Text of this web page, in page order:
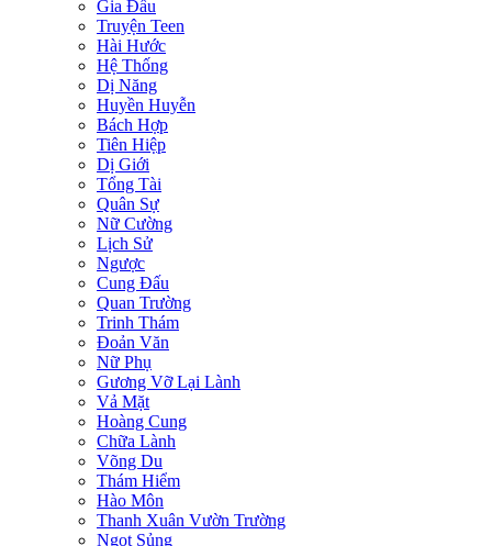
Gia Đấu
Truyện Teen
Hài Hước
Hệ Thống
Dị Năng
Huyền Huyễn
Bách Hợp
Tiên Hiệp
Dị Giới
Tổng Tài
Quân Sự
Nữ Cường
Lịch Sử
Ngược
Cung Đấu
Quan Trường
Trinh Thám
Đoản Văn
Nữ Phụ
Gương Vỡ Lại Lành
Vả Mặt
Hoàng Cung
Chữa Lành
Võng Du
Thám Hiểm
Hào Môn
Thanh Xuân Vườn Trường
Ngọt Sủng